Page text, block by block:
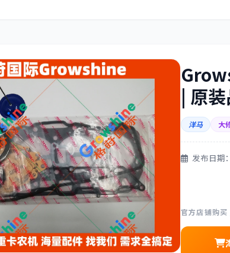
柳工 斗山
丰田 约翰迪尔
| 原
洋马 大
发布日期
官方店铺购